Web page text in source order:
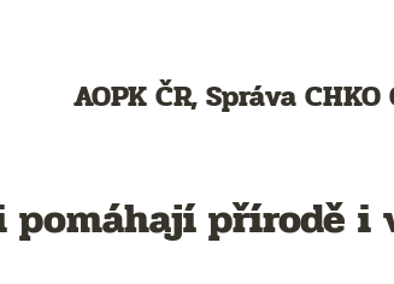
AOPK ČR, Správa
pomáhají přírodě i